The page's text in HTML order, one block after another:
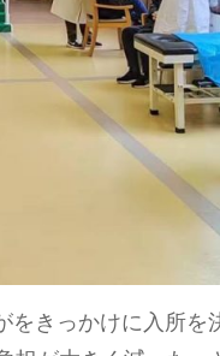
をきっかけに入所